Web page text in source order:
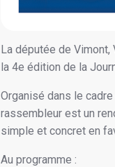
La députée de
la 4e édition de la
Organisé dans le
rassembleur est un
simple et concret en
Au programme :